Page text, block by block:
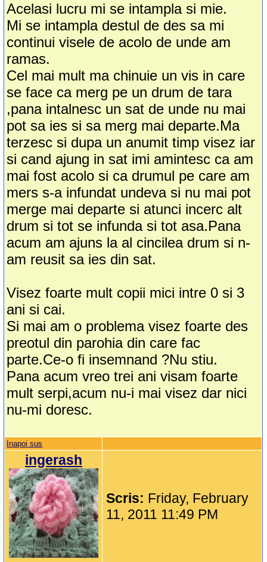
Acelasi lucru mi se intampla si mie.
Mi se intampla destul de des sa mi
continui visele de acolo de unde am
ramas.
Cel mai mult ma chinuie un vis in care
se face ca merg pe un drum de tara
,pana intalnesc un sat de unde nu mai
pot sa ies si sa merg mai departe.Ma
terzesc si dupa un anumit timp visez iar
si cand ajung in sat imi amintesc ca am
mai fost acolo si ca drumul pe care am
mers s-a infundat undeva si nu mai pot
merge mai departe si atunci incerc alt
drum si tot se infunda si tot asa.Pana
acum am ajuns la al cincilea drum si n-
am reusit sa ies din sat.
Visez foarte mult copii mici intre 0 si 3
ani si cai.
Si mai am o problema visez foarte des
preotul din parohia din care fac
parte.Ce-o fi insemnand ?Nu stiu.
Pana acum vreo trei ani visam foarte
mult serpi,acum nu-i mai visez dar nici
nu-mi doresc.
Inapoi sus
ingerash
Scris: Friday, February
11, 2011 11:49 PM